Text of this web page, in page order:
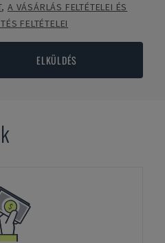
,A VÁSÁRLÁS FELTÉTELEI ÉS
FELTÉTELEI
ELKÜLDÉS